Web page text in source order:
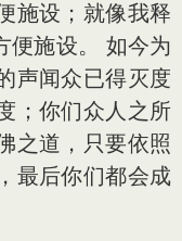
施设；就像我释
便施设。 如今为
声闻众已得灭度
；你们众人之所
之道，只要依照
最后你们都会成